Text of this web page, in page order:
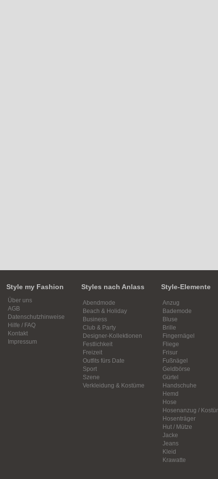
Style my Fashion
Über uns
AGB
Datenschutzhinweise
Hilfe / FAQ
Kontakt
Impressum
Styles nach Anlass
Abendmode
Beach & Holiday
Business
Club & Party
Designer-Kollektionen
Festlichkeit
Freizeit
Outfits fürs Date
Sport
Szene
Verkleidung & Kostüme
Style-Elemente
Anzug
Bademode
Bluse
Brille
Fingernägel
Fliege
Frisur
Fußnägel
Geldbörse
Gürtel
Handschuhe
Hemd
Hose
Hosenanzug /
Hosenträger
Hut / Mütze
Jacke
Jeans
Kleid
Krawatte